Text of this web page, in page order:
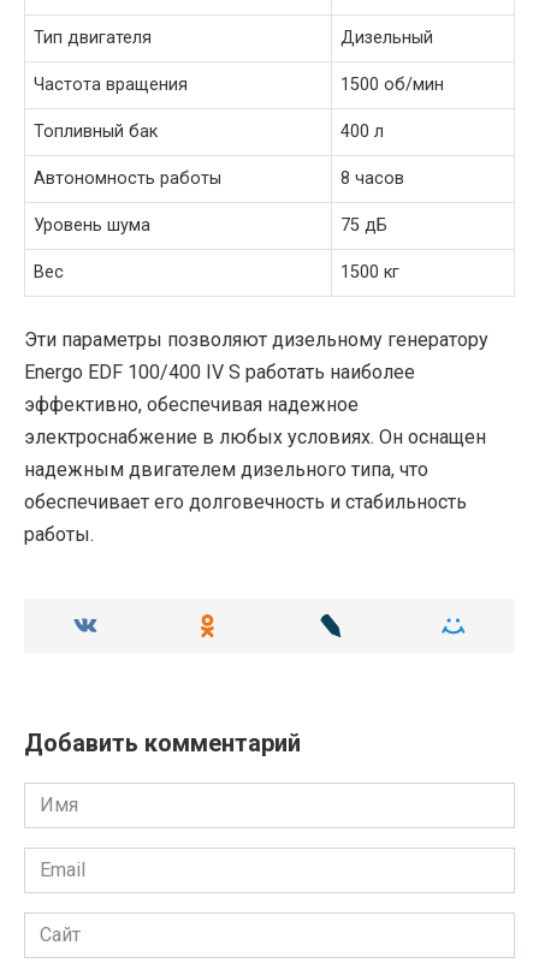
Тип двигателя Дизельный
Частота вращения 1500 об/мин
Топливный бак 400 л
Автономность работы 8 часов
Уровень шума 75 дБ
Вес 1500 кг
Эти параметры позволяют дизельному генератору
Energo EDF 100/400 IV S работать наиболее
эффективно, обеспечивая надежное
электроснабжение в любых условиях. Он оснащен
надежным двигателем дизельного типа, что
обеспечивает его долговечность и стабильность
работы.
Добавить комментарий
Имя
Email
Сайт